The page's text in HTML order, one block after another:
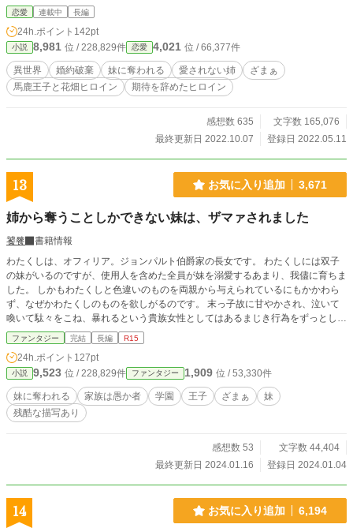
ば婚約者に距離を置かれ、不名誉な噂の為婚約者から外され王都から追放の後に
修道女に向かう途中事故で亡くなるはず…だったが。 気がつくと婚約する前に
逆行していた。 愛してくれない婚約者、罵倒を浴びせる母に期待をするのを辞
めたシェリアは本当に愛してくれた人の為に戦う事を誓うのだった。
恋愛 連載中 長編
24h.ポイント 142pt
小説 8,981 位 / 228,829件 恋愛 4,021 位 / 66,377件
異世界 婚約破棄 妹に奪われる 愛されない姉
ざまぁ
馬鹿王子と花畑ヒロイン
期待を辞めたヒロイン
感想数 635
文字数 165,076
最終更新日 2022.10.07
登録日 2022.05.11
13 お気に入り追加 3,671
姉から奪うことしかできない妹は、ザマァされました
饕餮
書籍情報
わたくしは、オフィリア。ジョンパルト伯爵家の長女です。 わたくしには双子
の妹がいるのですが、使用人を含めた全員が妹を溺愛するあまり、我儘に育ちま
した。 しかもわたくしと色違いのものを両親から与えられているにもかかわら
ず、なぜかわたくしのものを欲しがるのです。 末っ子故に甘やかされ、泣いて
喚いて駄々をこね、暴れるという貴族女性としてはあるまじき行為をずっとして
きたからなのか、手に入らないものはないと考えているようです。 そんなあざ
といどころかあさましい性根を持つ妹ですから、いつの間にか両親も兄も、使用
人たちですらも絆されてしまい、たとえ嘘であったとしても妹の言葉を鵜呑みに
するようになってしまいました。 それから数年が経ち、学園に入学できる年齢
になりました。が、そこで兄と妹は―― ｎ番煎じのよくある妹が姉からものを
奪うことしかしない系の話です。 全１５話。 ※カクヨムでも公開しています
ファンタジー 完結 長編 R15
24h.ポイント 127pt
小説 9,523 位 / 228,829件 ファンタジー 1,909 位 / 53,330件
妹に奪われる 家族は愚か者 学園 王子 ざまぁ
妹
残酷な描写あり
感想数 53
文字数 44,404
最終更新日 2024.01.16
登録日 2024.01.04
14 お気に入り追加 6,194